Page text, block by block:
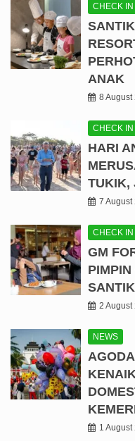
CHECK IN
ANAK
8 August
CHECK IN
HARI
TUKIK,
7 August
CHECK IN
GM
2 August
NEWS
1 August